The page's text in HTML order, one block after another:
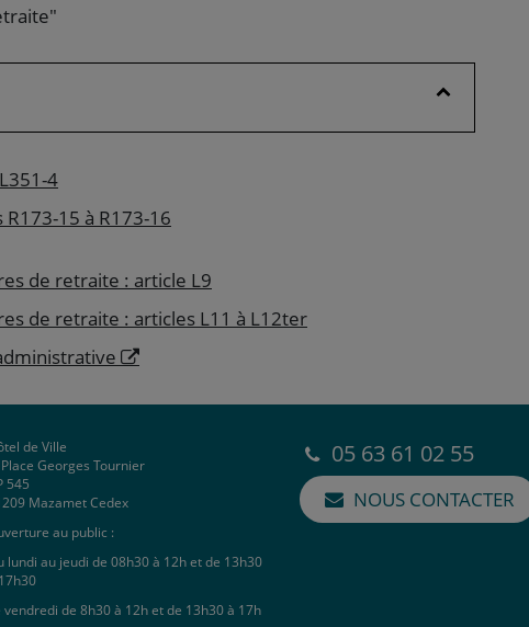
4
15 à R173-16
de retraite : article L9
de retraite : articles L11 à L12ter
de Ville
Georges Tournier
545
Mazamet Cedex
au public :
lundi au jeudi de 08h30 à 12h et de 13h30
vendredi de 8h30 à 12h et de 13h30 à 17h
05 63 61 02 55
NOUS CONTACTER